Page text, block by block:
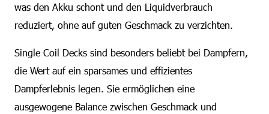
was den Akku schont und den Liquidverbrauch
reduziert, ohne auf guten Geschmack zu verzichten.
Single Coil Decks sind besonders beliebt bei Dampfern,
die Wert auf ein sparsames und effizientes
Dampferlebnis legen. Sie ermöglichen eine
ausgewogene Balance zwischen Geschmack und